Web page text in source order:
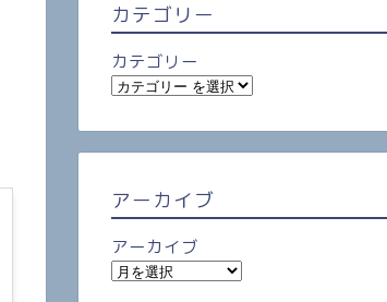
カテゴリー
カテゴリー
アーカイブ
アーカイブ